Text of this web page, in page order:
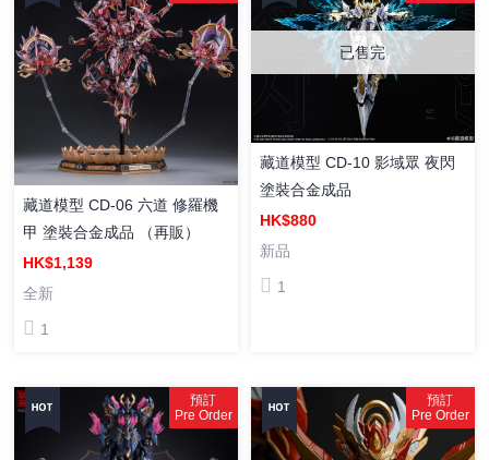
藏道模型 CD-06 六道 修羅機
甲 塗裝合金成品 （再販）
HK$1,139
全新
1
已售完
藏道模型 CD-10 影域眾 夜閃
塗裝合金成品
HK$880
新品
1
預訂
Pre Order
預訂
Pre Order